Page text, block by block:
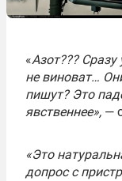
«Азот???
не виноват…
пишут? Это
явственнее», —
«Это
допрос с